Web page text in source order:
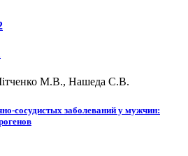
М.В., Нашеда С.В.
сосудистых заболеваний у мужчин: